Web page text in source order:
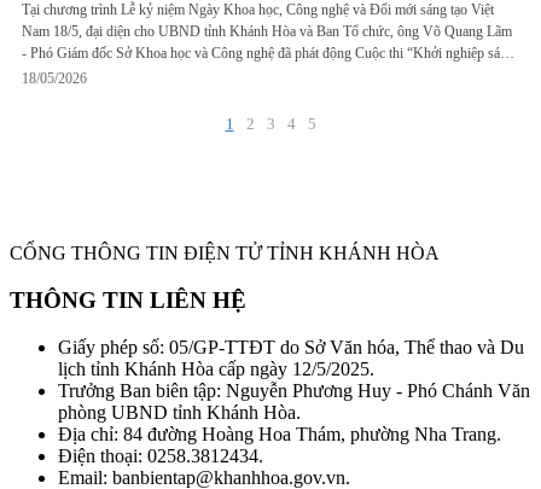
Tại chương trình Lễ kỷ niệm Ngày Khoa học, Công nghệ và Đổi mới sáng tạo Việt
Nam 18/5, đại diện cho UBND tỉnh Khánh Hòa và Ban Tổ chức, ông Võ Quang Lãm
- Phó Giám đốc Sở Khoa học và Công nghệ đã phát động Cuộc thi “Khởi nghiệp sáng
tạo Khánh Hòa - 2026” với chủ đề “Khởi nghiệp sáng tạo Khánh Hòa - Giải quyết
18/05/2026
1 2 3 4 5
CỔNG THÔNG TIN ĐIỆN TỬ TỈNH KHÁNH HÒA
THÔNG TIN LIÊN HỆ
Giấy phép số: 05/GP-TTĐT do Sở Văn hóa, Thể thao và Du
lịch tỉnh Khánh Hòa cấp ngày 12/5/2025.
Trưởng Ban biên tập: Nguyễn Phương Huy - Phó Chánh Văn
phòng UBND tỉnh Khánh Hòa.
Địa chỉ: 84 đường Hoàng Hoa Thám, phường Nha Trang.
Điện thoại: 0258.3812434.
Email: banbientap@khanhhoa.gov.vn.